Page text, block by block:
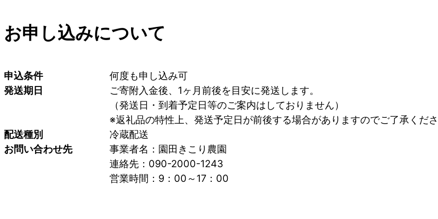
お申し込みについて
申込条件
何度も申し込み可
発送期日
ご寄附入金後、1ヶ月前後を目安に発送します。
（発送日・到着予定日等のご案内はしておりません）
※返礼品の特性上、発送予定日が前後する場合がありますのでご了承くだ
配送種別
冷蔵配送
お問い合わせ先
事業者名：園田きこり農園
連絡先：090-2000-1243
営業時間：9：00～17：00